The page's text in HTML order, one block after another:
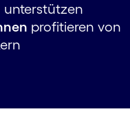
profitieren von